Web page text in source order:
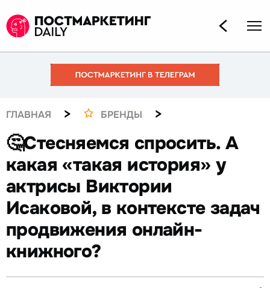
ГЛАВНАЯ > БРЕНДЫ >
🤔Стесняемся спросить. А
какая «такая история» у
актрисы Виктории
Исаковой, в контексте задач
продвижения онлайн-
книжного?